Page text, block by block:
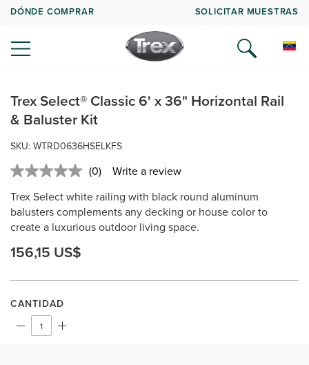
DÓNDE COMPRAR SOLICITAR MUESTRAS
Trex Select® Classic 6' x 36" Horizontal Rail
& Baluster Kit
SKU: WTRD0636HSELKFS
No
value.
Same
page
link.
(0)
Write a review
Trex Select white railing with black round aluminum
balusters complements any decking or house color to
create a luxurious outdoor living space.
156,15 US$
CANTIDAD